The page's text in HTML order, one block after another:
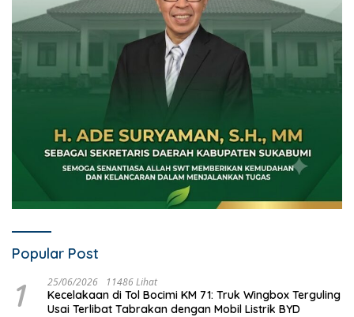
Popular Post
1 25/06/2026 11486 Lihat
Kecelakaan di Tol Bocimi KM 71: Truk Wingbox Terguling
Usai Terlibat Tabrakan dengan Mobil Listrik BYD